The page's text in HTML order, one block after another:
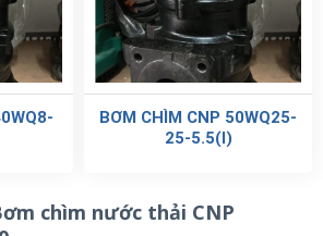
BƠM CHÌM CNP 50WQ25-
25-5.5(I)
chìm nước thải CNP